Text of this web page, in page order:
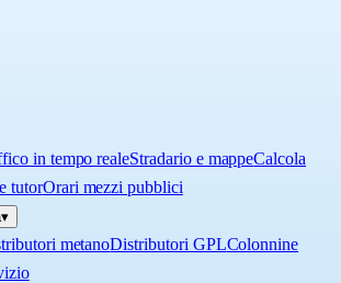
in tempo realeStradario e mappeCalcola
tutorOrari mezzi pubblici
▾
metanoDistributori GPLColonnine